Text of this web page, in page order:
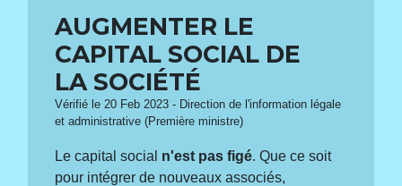
AUGMENTER LE
CAPITAL SOCIAL DE
LA SOCIÉTÉ
Vérifié le 20 Feb 2023 - Direction de l'information légale
et administrative (Première ministre)
Le capital social n'est pas figé. Que ce soit
pour intégrer de nouveaux associés,